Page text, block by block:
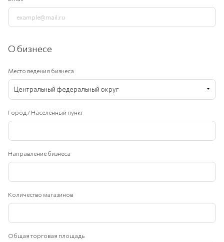
О бизнесе
Место ведения бизнеса
Центральный федеральный округ
Город / Населенный пункт
Направление бизнеса
Количество магазинов
Общая торговая площадь